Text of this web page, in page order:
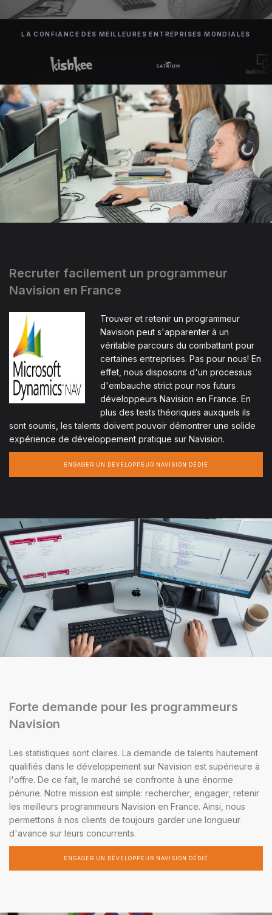
LA CONFIANCE DES MEILLEURES ENTREPRISES MONDIALES
Recruter facilement un programmeur
Navision en France
Trouver et retenir un programmeur
Navision peut s'apparenter à un
véritable parcours du combattant pour
certaines entreprises. Pas pour nous! En
effet, nous disposons d'un processus
d'embauche strict pour nos futurs
développeurs Navision en France. En
plus des tests théoriques auxquels ils
sont soumis, les talents doivent pouvoir démontrer une solide
expérience de développement pratique sur Navision.
ENGAGER UN DÉVELOPPEUR NAVISION DÉDIÉ
Forte demande pour les programmeurs
Navision
Les statistiques sont claires. La demande de talents hautement
qualifiés dans le développement sur Navision est supérieure à
l'offre. De ce fait, le marché se confronte à une énorme
pénurie. Notre mission est simple: rechercher, engager, retenir
les meilleurs programmeurs Navision en France. Ainsi, nous
permettons à nos clients de toujours garder une longueur
d'avance sur leurs concurrents.
ENGAGER UN DÉVELOPPEUR NAVISION DÉDIÉ